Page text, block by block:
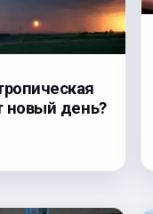
новый день?